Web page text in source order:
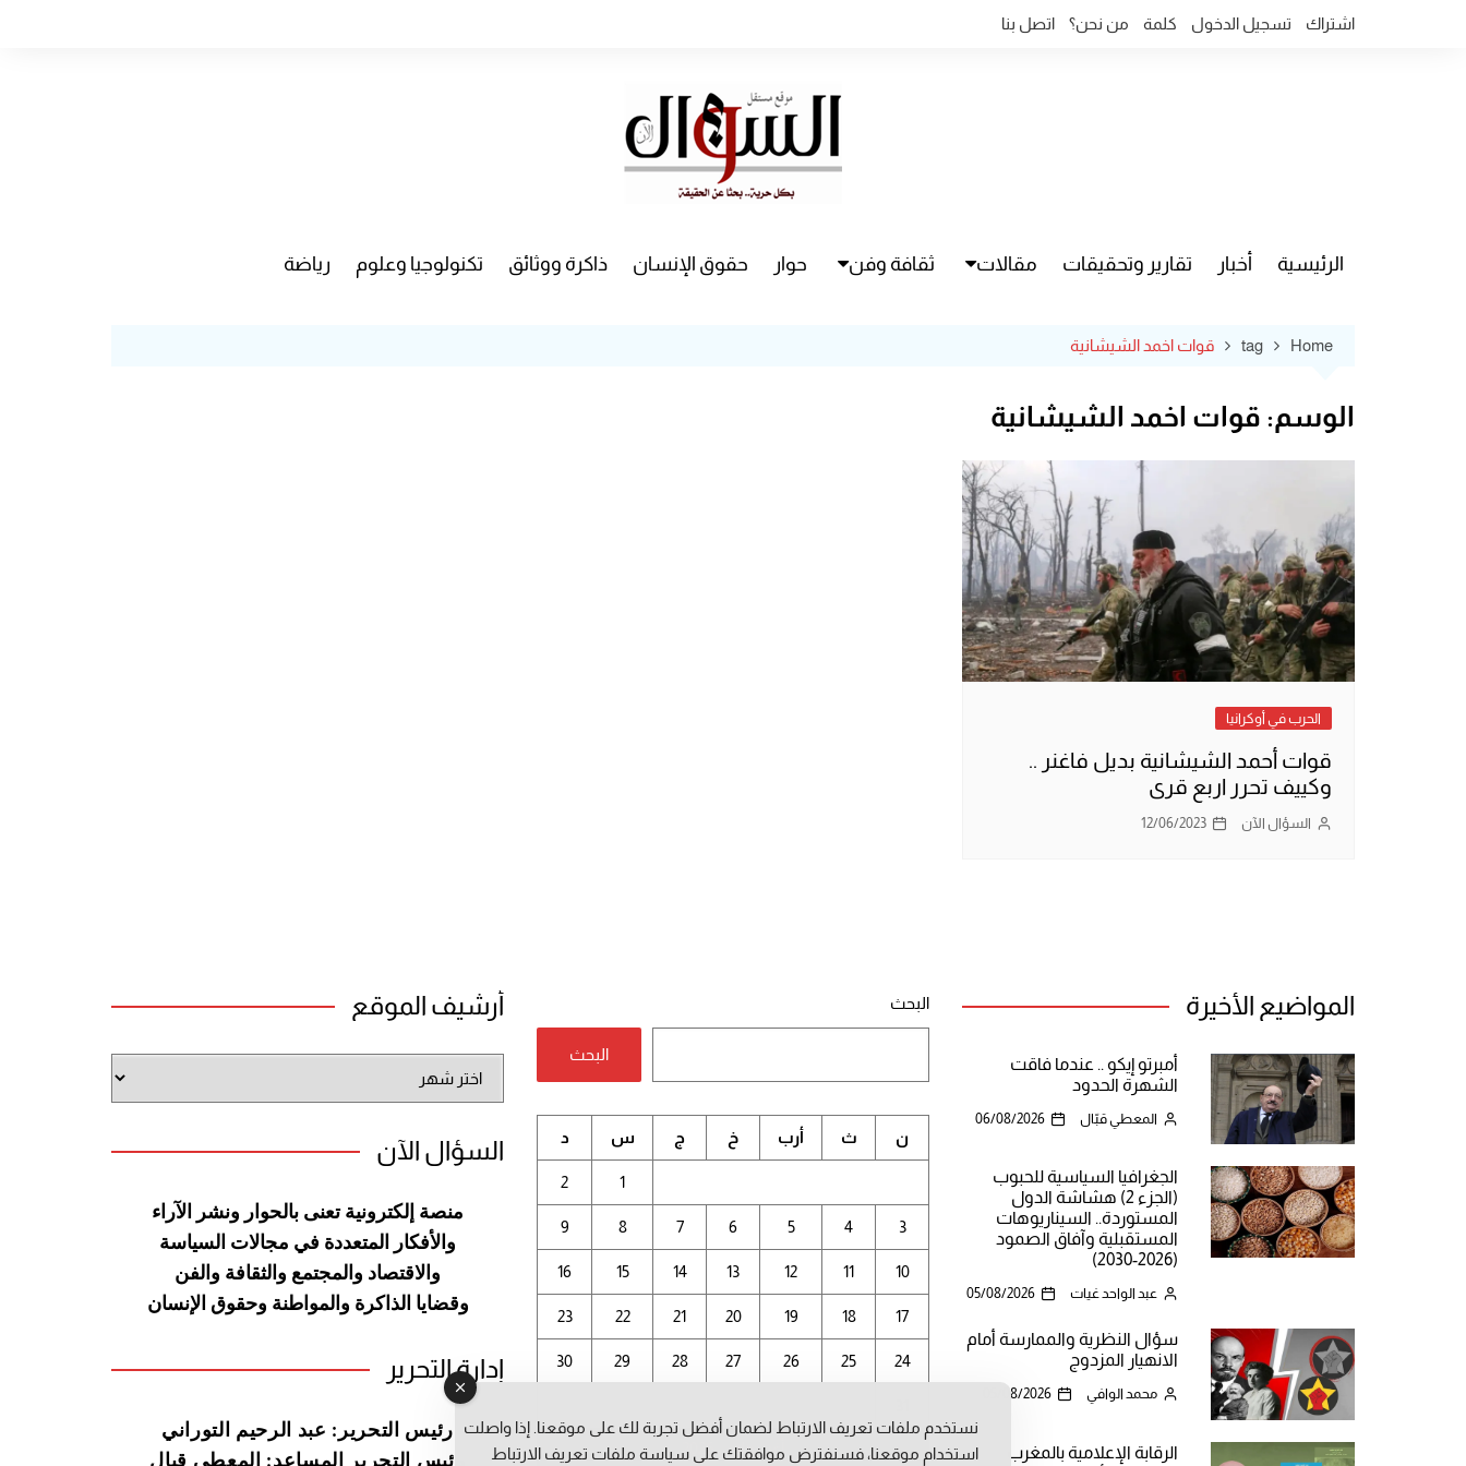
اشتراك تسجيل الدخول كلمة من نحن؟ اتصل بنا
الرئيسية أخبار تقارير وتحقيقات مقالات ثقافة وفن حوار حقوق الإنسان ذاكرة ووثائق تكنولوجيا وعلوم رياضة
Home
tag قوات اخمد الشيشانية
الوسم: قوات اخمد الشيشانية
الحرب في أوكرانيا
قوات أحمد الشيشانية بديل فاغنر ..
وكييف تحرر اربع قرى
السؤال الآن 12/06/2023
المواضيع الأخيرة
أمبرتو إيكو .. عندما فاقت
الشهرة الحدود
المعطي قبّال 06/08/2026
الجغرافيا السياسية للحبوب
(الجزء 2) هشاشة الدول
المستوردة.. السيناريوهات
المستقبلية وآفاق الصمود
(2026-2030)
عبد الواحد غيات 05/08/2026
سؤال النظرية والممارسة أمام
الانهيار المزدوج
محمد الوافي 05/08/2026
الرقابة الإعلامية بالمغرب
البحث
البحث
أغسطس 2026
ن ث أرب خ ج س د
1
2
3
4
5
6
7
8
9
10
11
12
13
14
15
16
17
18
19
20
21
22
23
24
25
26
27
28
29
30
أرشيف الموقع
الموقع
السؤال الآن
منصة إلكترونية تعنى بالحوار ونشر
الآراء
والأفكار المتعددة في مجالات السياسة
والاقتصاد والمجتمع والثقافة والفن
وقضايا الذاكرة والمواطنة وحقوق الإنسان
إدارة التحرير
رئيس التحرير: عبد الرحيم التوراني
رئيس التحرير المساعد: المعطي قبال
نستخدم ملفات تعريف الارتباط لضمان أفضل تجربة لك على موقعنا. إذا واصلت
استخدام موقعنا، فسنفترض موافقتك على سياسة ملفات تعريف الارتباط